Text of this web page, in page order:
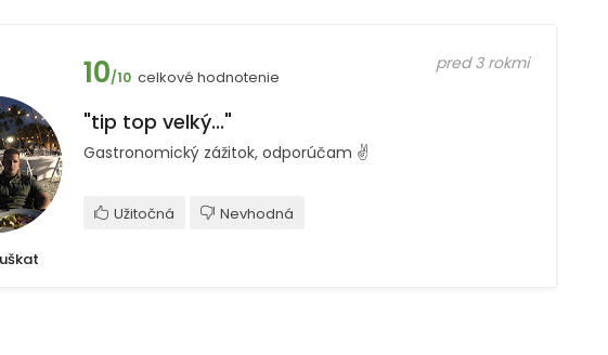
10/10 celkové hodnotenie
pred 3 rokmi
"tip top velký..."
Gastronomický zážitok, odporúčam ✌️
Užitočná Nevhodná